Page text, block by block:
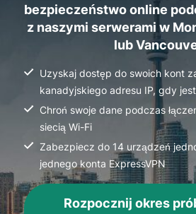
bezpieczeństwo online
z naszymi serwerami w
lub
Uzyskaj dostęp do swoich kont
kanadyjskiego adresu IP, gdy
Chroń swoje dane podczas
siecią Wi-Fi
Zabezpiecz do 14 urządzeń
jednego konta ExpressVPN
Rozpocznij okres